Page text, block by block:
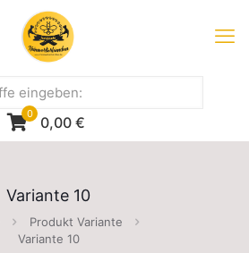
0 0,00 €
Variante 10
Produkt Variante
Variante 10